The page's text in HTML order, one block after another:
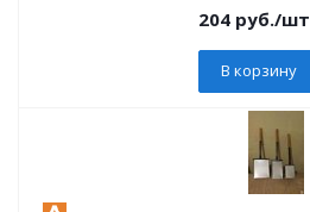
204 руб./шт
В корзину